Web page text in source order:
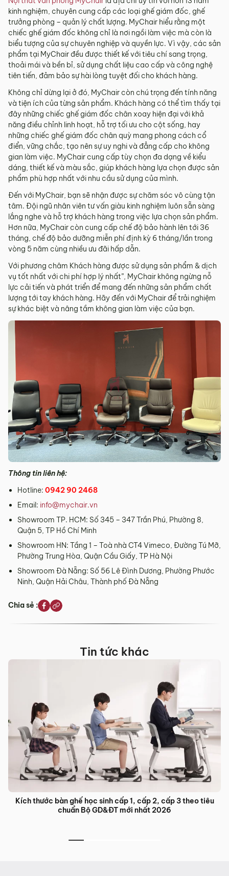
kinh nghiệm, chuyên cung cấp các loại ghế giám đốc, ghế
trưởng phòng – quản lý chất lượng. MyChair hiểu rằng một
chiếc ghế giám đốc không chỉ là nơi ngồi làm việc mà còn là
biểu tượng của sự chuyên nghiệp và quyền lực. Vì vậy, các sản
phẩm tại MyChair đều được thiết kế với tiêu chí sang trọng,
thoải mái và bền bỉ, sử dụng chất liệu cao cấp và công nghệ
tiên tiến, đảm bảo sự hài lòng tuyệt đối cho khách hàng.
Không chỉ dừng lại ở đó, MyChair còn chú trọng đến tính năng
và tiện ích của từng sản phẩm. Khách hàng có thể tìm thấy tại
đây những chiếc ghế giám đốc chân xoay hiện đại với khả
năng điều chỉnh linh hoạt, hỗ trợ tối ưu cho cột sống, hay
những chiếc ghế giám đốc chân quỳ mang phong cách cổ
điển, vững chắc, tạo nên sự uy nghi và đẳng cấp cho không
gian làm việc. MyChair cung cấp tùy chọn đa dạng về kiểu
dáng, thiết kế và màu sắc, giúp khách hàng lựa chọn được sản
phẩm phù hợp nhất với nhu cầu sử dụng của mình.
Đến với MyChair, bạn sẽ nhận được sự chăm sóc vô cùng tận
tâm. Đội ngũ nhân viên tư vấn giàu kinh nghiệm luôn sẵn sàng
lắng nghe và hỗ trợ khách hàng trong việc lựa chọn sản phẩm.
Hơn nữa, MyChair còn cung cấp chế độ bảo hành lên tới 36
tháng, chế độ bảo dưỡng miễn phí định kỳ 6 tháng/lần trong
vòng 5 năm cùng nhiều ưu đãi hấp dẫn.
Với phương châm Khách hàng được sử dụng sản phẩm & dịch
vụ tốt nhất với chi phí hợp lý nhất”, MyChair không ngừng nỗ
lực cải tiến và phát triển để mang đến những sản phẩm chất
lượng tới tay khách hàng. Hãy đến với MyChair để trải nghiệm
sự khác biệt và nâng tầm không gian làm việc của bạn.
Thông tin liên hệ:
Hotline: 0942 90 2468
Email: info@mychair.vn
Showroom TP. HCM: Số 345 – 347 Trần Phú, Phường 8,
Quận 5, TP Hồ Chí Minh
Showroom HN: Tầng 1 – Toà nhà CT4 Vimeco, Đường Tú Mỡ,
Phường Trung Hòa, Quận Cầu Giấy, TP Hà Nội
Showroom Đà Nẵng: Số 56 Lê Đình Dương, Phường Phước
Ninh, Quận Hải Châu, Thành phố Đà Nẵng
Chia sẻ :
Tin tức khác
Kích thước bàn ghế học sinh cấp 1, cấp 2, cấp 3 theo tiêu
chuẩn Bộ GD&ĐT mới nhất 2026